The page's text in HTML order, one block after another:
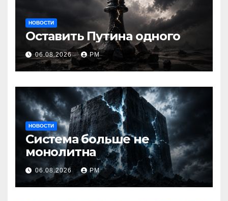
НОВОСТИ
Оставить Путина одного
06.08.2026 РМ
НОВОСТИ
Система больше не
монолитна
06.08.2026 РМ